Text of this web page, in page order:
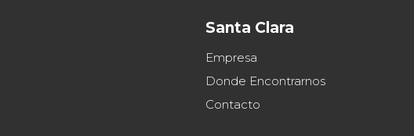
Santa Clara
Empresa
Donde Encontrarnos
Contacto